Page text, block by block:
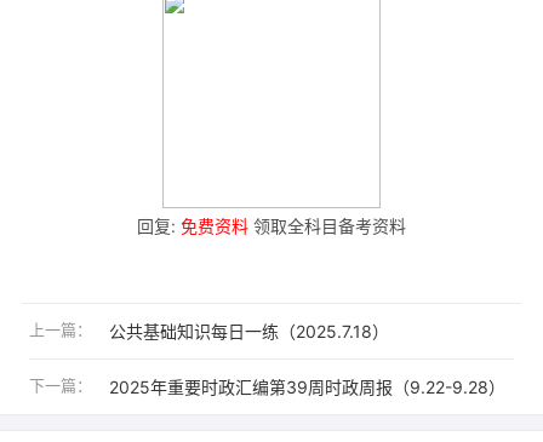
回复: 免费资料 领取全科目备考资料
上一篇： 公共基础知识每日一练（2025.7.18）
下一篇： 2025年重要时政汇编第39周时政周报（9.22-9.28）